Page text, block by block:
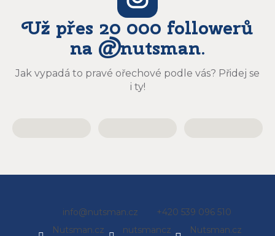
Už přes 20 000 followerů
na @nutsman.
Jak vypadá to pravé ořechové podle vás? Přidej se
i ty!
info@nutsman.cz
+420 539 096 510
Nutsman.cz
nutsmancz Nutsman.cz